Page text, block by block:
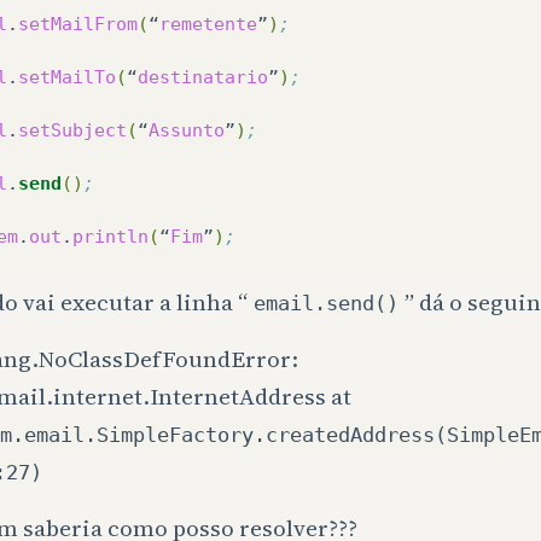
. setMailFrom(“remetente”) ;
. setMailTo (“destinatario”) ;
. setSubject (“Assunto”) ;
. send ()
. out . println (“Fim”) ;
vai executar a linha “ email.send() ” dá o
at
saberia como posso resolver???